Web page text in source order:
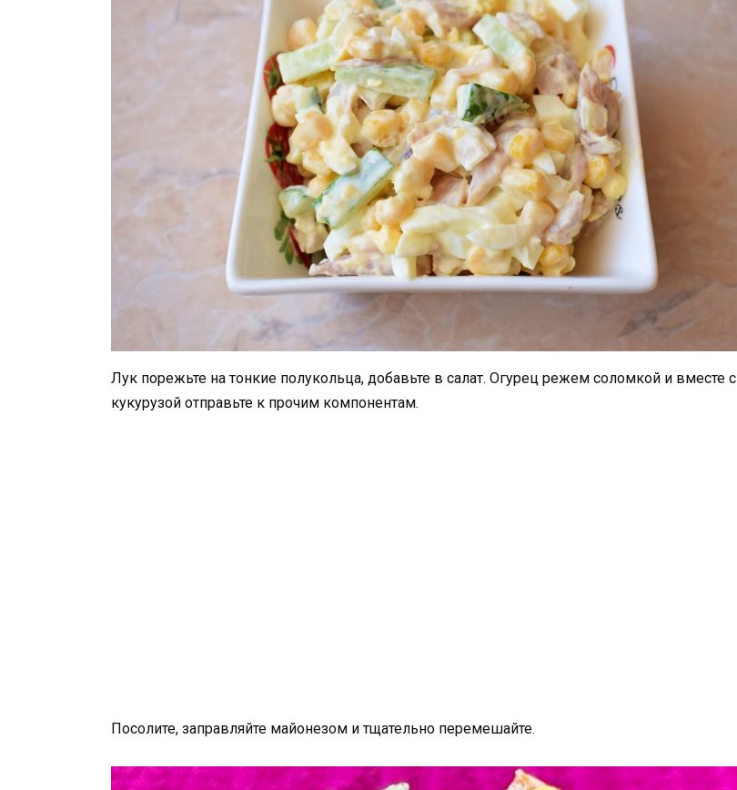
Лук порежьте на тонкие полукольца, добавьте в салат. Огурец режем соломкой и вместе с
кукурузой отправьте к прочим компонентам.
Посолите, заправляйте майонезом и тщательно перемешайте.